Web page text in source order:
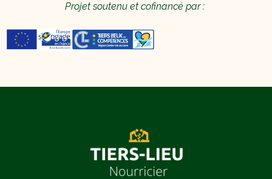
Projet soutenu et cofinancé par :